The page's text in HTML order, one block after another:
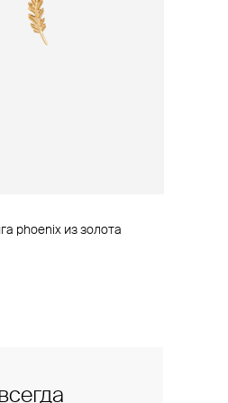
phoenix из золота